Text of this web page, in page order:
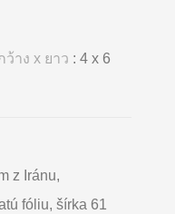
ว้าง x ยาว : 4 x 6
z Iránu,
fóliu, šírka 61